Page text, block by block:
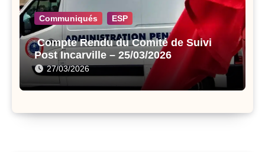
Communiqués ESP
Compte Rendu du Comité de Suivi
Post Incarville – 25/03/2026
27/03/2026